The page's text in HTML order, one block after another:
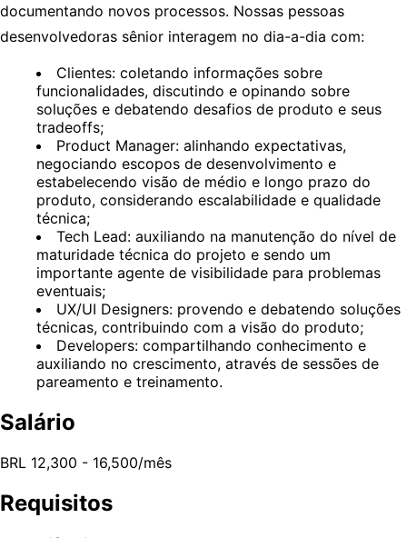
documentando novos processos. Nossas pessoas
desenvolvedoras sênior interagem no dia-a-dia com:
Clientes: coletando informações sobre
funcionalidades, discutindo e opinando sobre
soluções e debatendo desafios de produto e seus
tradeoffs;
Product Manager: alinhando expectativas,
negociando escopos de desenvolvimento e
estabelecendo visão de médio e longo prazo do
produto, considerando escalabilidade e qualidade
técnica;
Tech Lead: auxiliando na manutenção do nível de
maturidade técnica do projeto e sendo um
importante agente de visibilidade para problemas
eventuais;
UX/UI Designers: provendo e debatendo soluções
técnicas, contribuindo com a visão do produto;
Developers: compartilhando conhecimento e
auxiliando no crescimento, através de sessões de
pareamento e treinamento.
Salário
BRL 12,300 - 16,500/mês
Requisitos